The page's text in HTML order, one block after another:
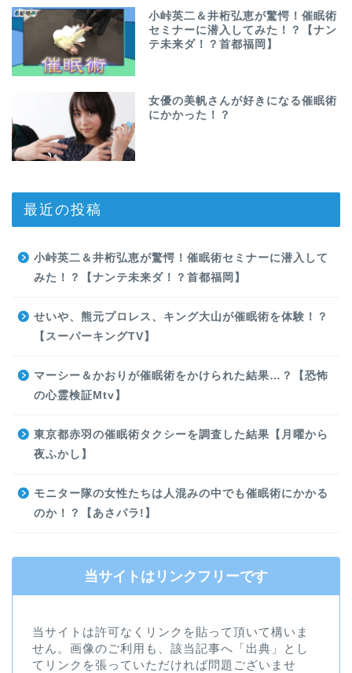
小峠英二＆井桁弘恵が驚愕！催眠術
セミナーに潜入してみた！？【ナン
テ未来ダ！？首都福岡】
女優の美帆さんが好きになる催眠術
にかかった！？
最近の投稿
小峠英二＆井桁弘恵が驚愕！催眠術セミナーに潜入して
みた！？【ナンテ未来ダ！？首都福岡】
せいや、熊元プロレス、キング大山が催眠術を体験！？
【スーパーキングTV】
マーシー＆かおりが催眠術をかけられた結果…？【恐怖
の心霊検証Mtv】
東京都赤羽の催眠術タクシーを調査した結果【月曜から
夜ふかし】
モニター隊の女性たちは人混みの中でも催眠術にかかる
のか！？【あさパラ!】
当サイトはリンクフリーです
当サイトは許可なくリンクを貼って頂いて構いま
せん。画像のご利用も、該当記事へ「出典」とし
てリンクを張っていただければ問題ございませ